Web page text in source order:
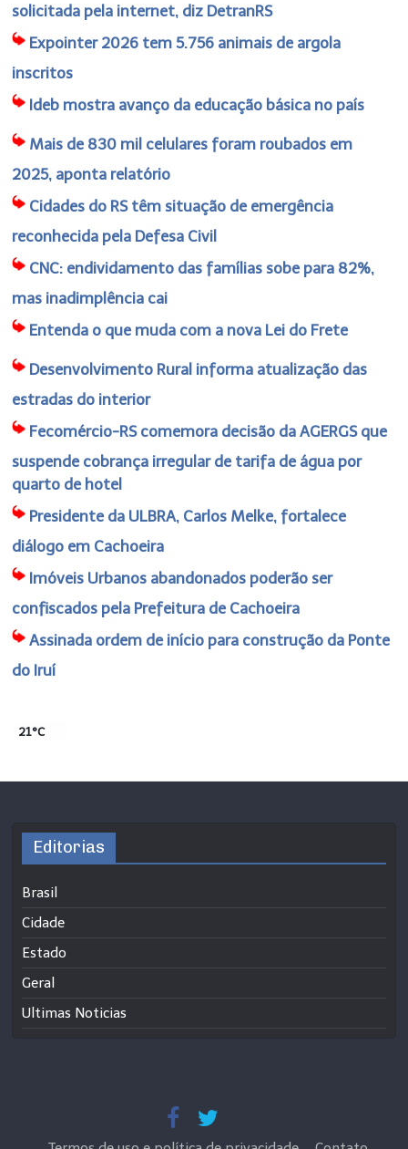
solicitada pela internet, diz DetranRS
Expointer 2026 tem 5.756 animais de argola
inscritos
Ideb mostra avanço da educação básica no país
Mais de 830 mil celulares foram roubados em
2025, aponta relatório
Cidades do RS têm situação de emergência
reconhecida pela Defesa Civil
CNC: endividamento das famílias sobe para 82%,
mas inadimplência cai
Entenda o que muda com a nova Lei do Frete
Desenvolvimento Rural informa atualização das
estradas do interior
Fecomércio-RS comemora decisão da AGERGS que
suspende cobrança irregular de tarifa de água por
quarto de hotel
Presidente da ULBRA, Carlos Melke, fortalece
diálogo em Cachoeira
Imóveis Urbanos abandonados poderão ser
confiscados pela Prefeitura de Cachoeira
Assinada ordem de início para construção da Ponte
do Iruí
21°C
Editorias
Brasil
Cidade
Estado
Geral
Ultimas Noticias